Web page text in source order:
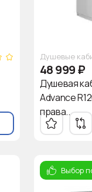
Душевые
48 999₽
Душевая
Advance
права..
Выбор